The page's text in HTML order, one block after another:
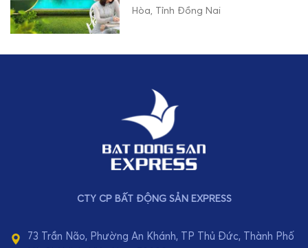
Hòa, Tỉnh Đồng Nai
CTY CP BẤT ĐỘNG SẢN EXPRESS
73 Trần Não, Phường An Khánh, TP Thủ Đức, Thành Phố